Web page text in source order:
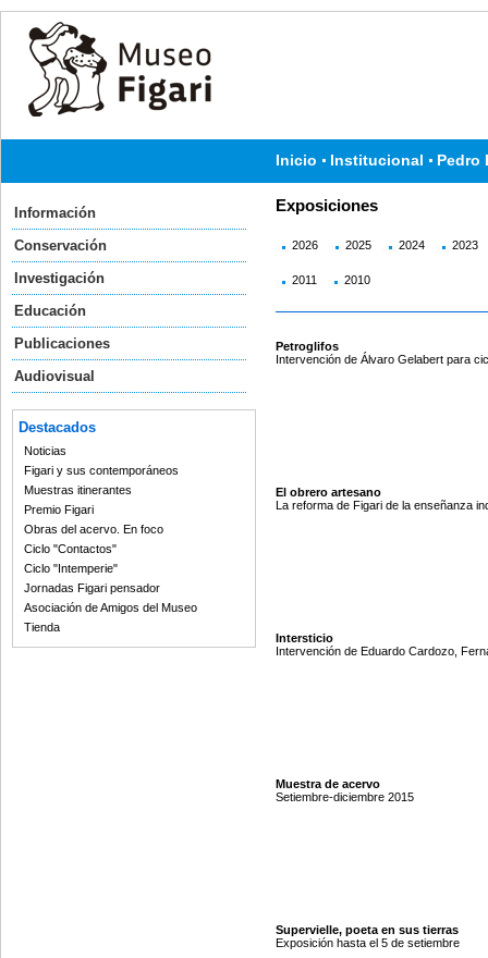
Inicio Institucional Pedro
Información
Conservación
Investigación
Educación
Publicaciones
Audiovisual
Destacados
Noticias
Figari y sus contemporáneos
Muestras itinerantes
Premio Figari
Obras del acervo. En foco
Ciclo "Contactos"
Ciclo "Intemperie"
Jornadas Figari pensador
Asociación de Amigos del Museo
Tienda
Exposiciones
2026 2025 2024 2023
2011 2010
Petroglifos
Intervención de Álvaro Gelabert para
El obrero artesano
La reforma de Figari de la enseñanza
Intersticio
Intervención de Eduardo Cardozo,
Muestra de acervo
Setiembre-diciembre 2015
Supervielle, poeta en sus tierras
Exposición hasta el 5 de setiembre